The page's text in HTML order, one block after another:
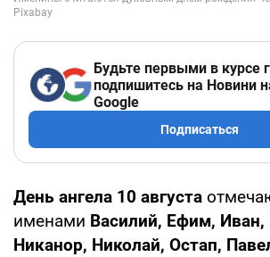
Будьте первыми в курсе
подпишитесь на Новини
Google
Подписаться
День ангела 10 августа
именами Василий, Ефим,
Никанор, Николай, Остап,